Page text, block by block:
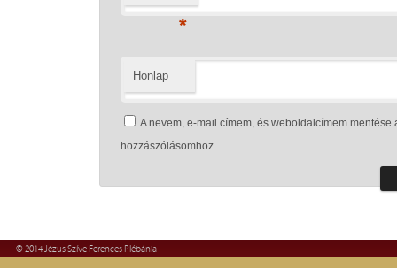
*
Honlap
A nevem, e-mail címem, és weboldalcímem
hozzászólásomhoz.
© 2014 Jézus Szíve Ferences Plébánia